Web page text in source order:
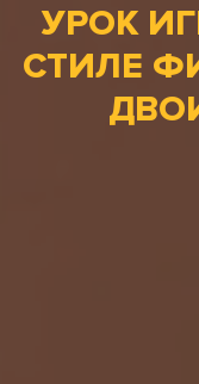
УРОК
СТИЛЕ